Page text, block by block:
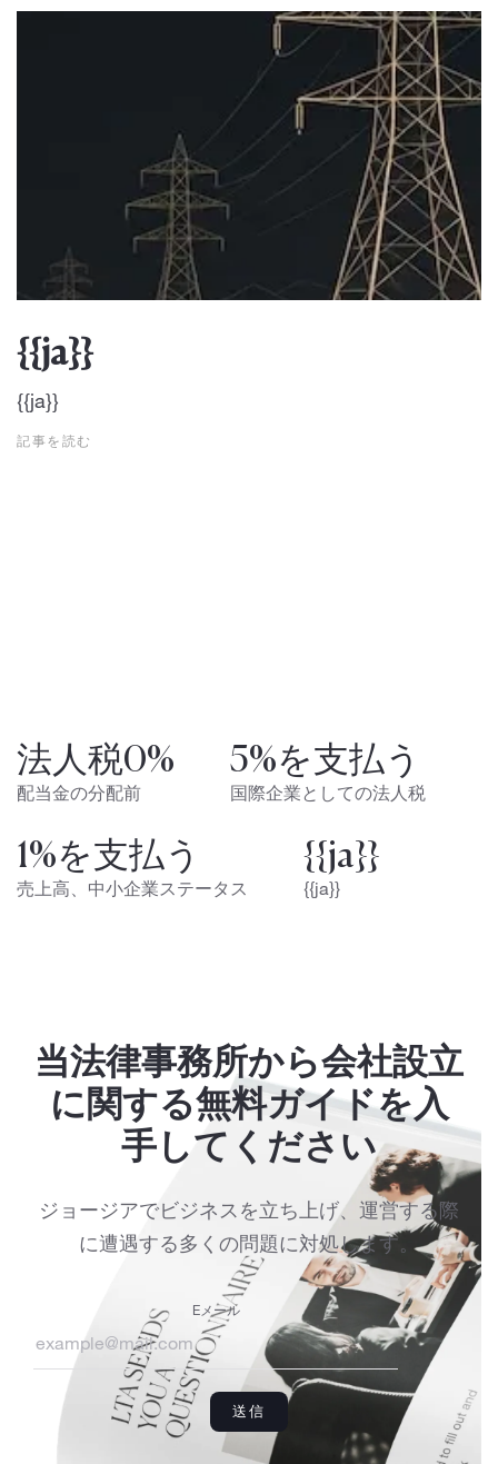
{{ja}}
{{ja}}
記事を読む
法人税0%
配当金の分配前
5%を支払う
国際企業としての法人税
1%を支払う
売上高、中小企業ステータス
{{ja}}
{{ja}}
当法律事務所から会社設立
に関する無料ガイドを入
手してください
ジョージアでビジネスを立ち上げ、運営する際
に遭遇する多くの問題に対処します。
Eメール
送信